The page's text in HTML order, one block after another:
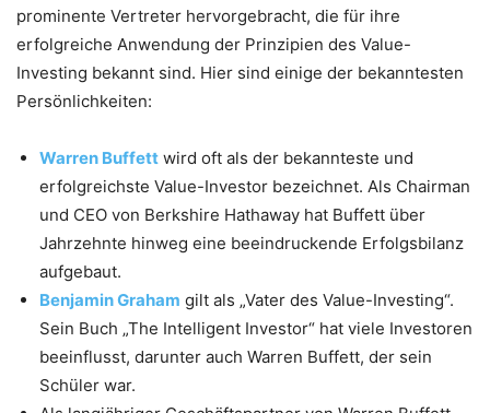
prominente Vertreter hervorgebracht, die für ihre
erfolgreiche Anwendung der Prinzipien des Value-
Investing bekannt sind. Hier sind einige der bekanntesten
Persönlichkeiten:
Warren Buffett wird oft als der bekannteste und
erfolgreichste Value-Investor bezeichnet. Als Chairman
und CEO von Berkshire Hathaway hat Buffett über
Jahrzehnte hinweg eine beeindruckende Erfolgsbilanz
aufgebaut.
Benjamin Graham gilt als „Vater des Value-Investing“.
Sein Buch „The Intelligent Investor“ hat viele Investoren
beeinflusst, darunter auch Warren Buffett, der sein
Schüler war.